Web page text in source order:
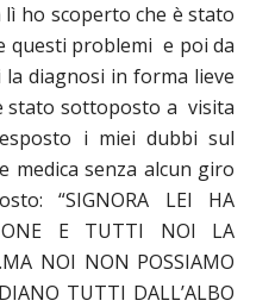
ho scoperto che è stato
questi problemi e poi da
la diagnosi in forma lieve
stato sottoposto a visita
i miei dubbi sul
medica senza alcun giro
“SIGNORA LEI HA
E TUTTI NOI LA
NOI NON POSSIAMO
TUTTI DALL’ALBO